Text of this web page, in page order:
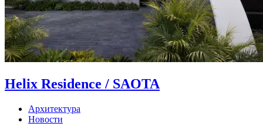
Helix Residence / SAOTA
Архитектура
Новости